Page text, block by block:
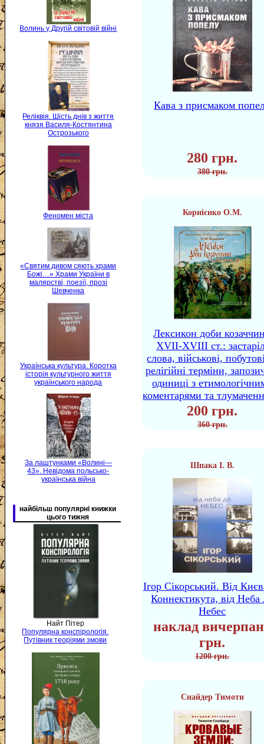
Волинь у Другій світовій війні
Реліквія. Шість днів з життя
князя Василя-Костянтина
Острозького
Феномен міста
«Святим дивом сяють храми
Божі…» Храми України в
малярстві, поезії, прозі
Шевченка
Українська культура. Коротка
історія культурного життя
українського народа
За лаштунками «Волині—
43». Невідома польсько-
українська війна
найбільш популярні книжки
цього тижня
Найт Пітер
Популярна конспірологія.
Путівник теоріями змови
Кава з присмаком
280 грн.
380 грн.
Корнієнко О.М.
Лексикон доби
XVII-XVIII ст.:
слова, військові,
релігійні терміни,
одиниці з
коментарями та
200 грн.
360 грн.
Шпака І. В.
Ігор Сікорський. Від
Коннектикута, від Неба
Небес
наклад
грн.
1200 грн.
Снайдер Тимоти